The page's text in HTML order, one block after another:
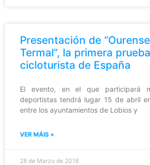
Presentación de
Termal”, la primera prueba
cicloturista de España
El evento, en el que participará
deportistas tendrá lugar 15 de abril
entre los ayuntamientos de Lobios y
VER MÁIS »
28 de Marzo de 2018